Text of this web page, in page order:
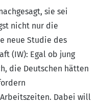
sie sei
nicht nur die
neue Studie des
(IW): Egal ob jung
die Deutschen hätten
Dabei will